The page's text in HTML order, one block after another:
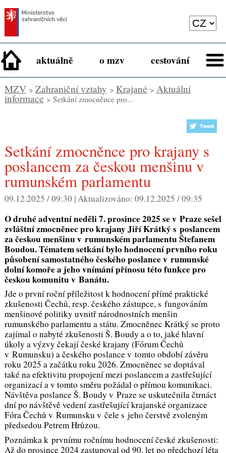
aktuálně o mzv cestování
MZV> Zahraniční vztahy > Krajané > Aktuální
informace > Setkání zmocněnce pro...
Setkání zmocněnce pro krajany s
poslancem za českou menšinu v
rumunském parlamentu
09.12.2025 / 09:30 |Aktualizováno: 09.12.2025 / 09:35
O druhé adventní neděli 7. prosince 2025 se v Praze sešel
zvláštní zmocněnec pro krajany Jiří Krátký s poslancem
za českou menšinu v rumunském parlamentu Štefanem
Boudou. Tématem setkání bylo hodnocení prvního roku
působení samostatného českého poslance v rumunské
dolní komoře a jeho vnímání přínosu této funkce pro
českou komunitu v Banátu.
Jde o první roční příležitost k hodnocení přímé praktické
zkušenosti Čechů, resp. českého zástupce, s fungováním
menšinové politiky uvnitř národnostních menšin
rumunského parlamentu a státu. Zmocněnec Krátký se proto
zajímal o nabyté zkušenosti Š. Boudy a o to, jaké hlavní
úkoly a výzvy čekají české krajany (Fórum Čechů
v Rumunsku) a českého poslance v tomto období závěru
roku 2025 a začátku roku 2026. Zmocněnec se doptával
také na efektivitu propojení mezi poslancem a zastřešující
organizací a v tomto směru požádal o přímou komunikaci.
Návštěva poslance Š. Boudy v Praze se uskutečnila čtrnáct
dní po návštěvě vedení zastřešující krajanské organizace
Fóra Čechů v Rumunsku v čele s jeho čerstvě zvoleným
předsedou Petrem Hrůzou.
Poznámka k prvnímu ročnímu hodnocení české zkušenosti:
Až do prosince 2024 zastupoval od 90. let po předchozí léta